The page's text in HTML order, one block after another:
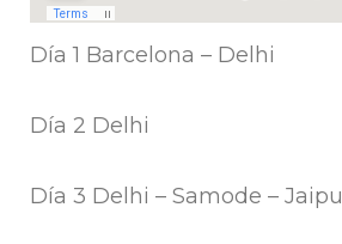
Día 1 Barcelona – Delhi
Día 2 Delhi
Día 3 Delhi – Samode –